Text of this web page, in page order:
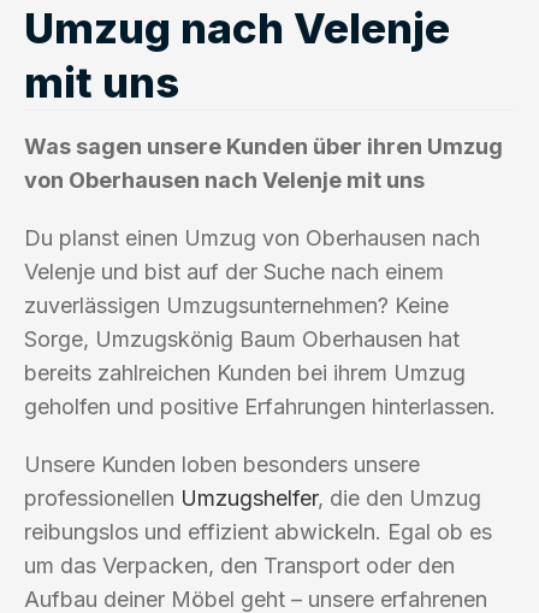
Umzug nach Velenje
mit uns
Was sagen unsere Kunden über ihren Umzug
von Oberhausen nach Velenje mit uns
Du planst einen Umzug von Oberhausen nach
Velenje und bist auf der Suche nach einem
zuverlässigen Umzugsunternehmen? Keine
Sorge, Umzugskönig Baum Oberhausen hat
bereits zahlreichen Kunden bei ihrem Umzug
geholfen und positive Erfahrungen hinterlassen.
Unsere Kunden loben besonders unsere
professionellen Umzugshelfer, die den Umzug
reibungslos und effizient abwickeln. Egal ob es
um das Verpacken, den Transport oder den
Aufbau deiner Möbel geht – unsere erfahrenen